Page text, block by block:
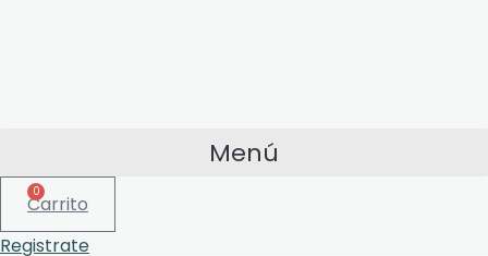
Menú
0
Carrito
Registrate